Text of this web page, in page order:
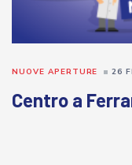
Centro a
NUOVE APERTURE 26